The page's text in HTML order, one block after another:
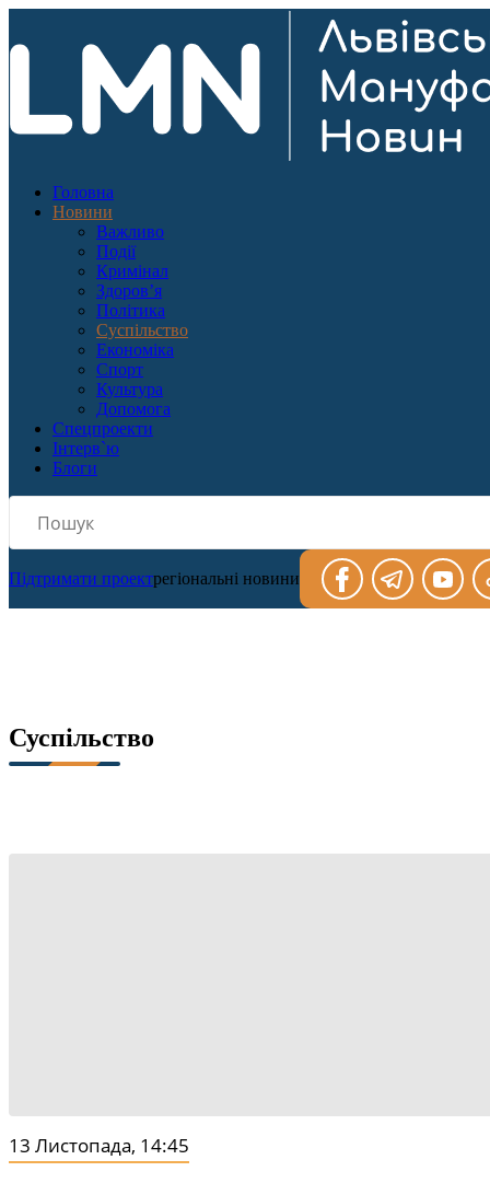
Головна
Новини
Важливо
Події
Кримінал
Здоров’я
Політика
Суспільство
Економіка
Спорт
Культура
Допомога
Спецпроекти
Інтерв`ю
Блоги
Підтримати проектрегіональні новини
Суспільство
13 Листопада, 14:45